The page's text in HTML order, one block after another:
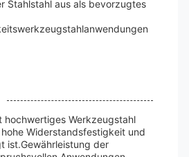
Stahlstahl aus als bevorzugtes
hochwertiges Werkzeugstahl
Widerstandsfestigkeit und
ist.Gewährleistung der